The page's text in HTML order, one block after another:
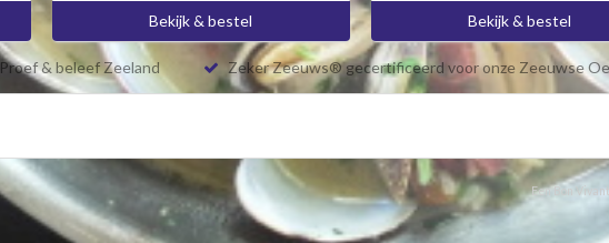
Bekijk & bestel Bekijk & bestel
Proef & beleef Zeeland Zeker Zeeuws® gecertificeerd voor onze Zeeuwse
Een Bon